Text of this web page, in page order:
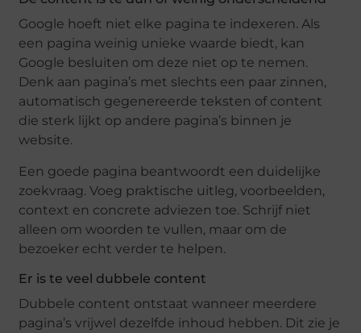
Google hoeft niet elke pagina te indexeren. Als
een pagina weinig unieke waarde biedt, kan
Google besluiten om deze niet op te nemen.
Denk aan pagina’s met slechts een paar zinnen,
automatisch gegenereerde teksten of content
die sterk lijkt op andere pagina’s binnen je
website.
Een goede pagina beantwoordt een duidelijke
zoekvraag. Voeg praktische uitleg, voorbeelden,
context en concrete adviezen toe. Schrijf niet
alleen om woorden te vullen, maar om de
bezoeker echt verder te helpen.
Er is te veel dubbele content
Dubbele content ontstaat wanneer meerdere
pagina’s vrijwel dezelfde inhoud hebben. Dit zie je